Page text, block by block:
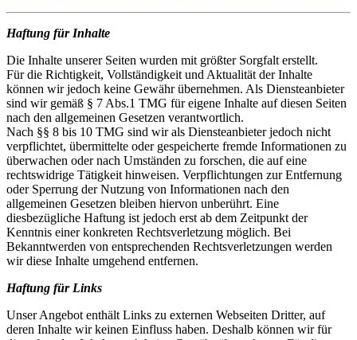
Haftung für Inhalte
Die Inhalte unserer Seiten wurden mit größter Sorgfalt erstellt.
Für die Richtigkeit, Vollständigkeit und Aktualität der Inhalte
können wir jedoch keine Gewähr übernehmen. Als Diensteanbieter
sind wir gemäß § 7 Abs.1 TMG für eigene Inhalte auf diesen Seiten
nach den allgemeinen Gesetzen verantwortlich.
Nach §§ 8 bis 10 TMG sind wir als Diensteanbieter jedoch nicht
verpflichtet, übermittelte oder gespeicherte fremde Informationen zu
überwachen oder nach Umständen zu forschen, die auf eine
rechtswidrige Tätigkeit hinweisen. Verpflichtungen zur Entfernung
oder Sperrung der Nutzung von Informationen nach den
allgemeinen Gesetzen bleiben hiervon unberührt. Eine
diesbezügliche Haftung ist jedoch erst ab dem Zeitpunkt der
Kenntnis einer konkreten Rechtsverletzung möglich. Bei
Bekanntwerden von entsprechenden Rechtsverletzungen werden
wir diese Inhalte umgehend entfernen.
Haftung für Links
Unser Angebot enthält Links zu externen Webseiten Dritter, auf
deren Inhalte wir keinen Einfluss haben. Deshalb können wir für